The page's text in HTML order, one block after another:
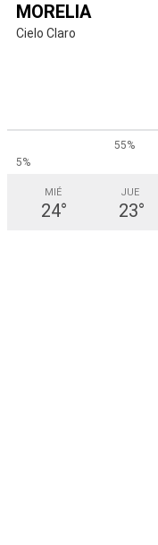
MORELIA
Cielo Claro
55%
5%
MIÉ
24°
JUE
23°